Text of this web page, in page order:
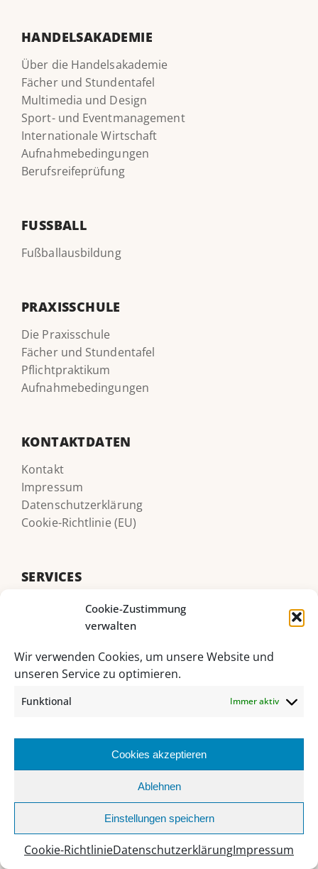
Cookie-Zustimmung
verwalten
Wir verwenden Cookies, um unsere Website und
unseren Service zu optimieren.
Funktional Immer aktiv
Cookies akzeptieren
Ablehnen
Einstellungen speichern
Cookie-RichtlinieDatenschutzerklärungImpressum
HANDELSAKADEMIE
Über die Handelsakademie
Fächer und Stundentafel
Multimedia und Design
Sport- und Eventmanagement
Internationale Wirtschaft
Aufnahmebedingungen
Berufsreifeprüfung
FUSSBALL
Fußballausbildung
PRAXISSCHULE
Die Praxisschule
Fächer und Stundentafel
Pflichtpraktikum
Aufnahmebedingungen
KONTAKTDATEN
Kontakt
Impressum
Datenschutzerklärung
Cookie-Richtlinie (EU)
SERVICES
Schnuppern
Terminkalender
Alle Beiträge/News